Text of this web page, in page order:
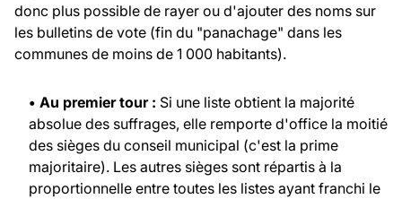
donc plus possible de rayer ou d'ajouter des noms sur
les bulletins de vote (fin du "panachage" dans les
communes de moins de 1 000 habitants).
• Au premier tour : Si une liste obtient la majorité
absolue des suffrages, elle remporte d'office la moitié
des sièges du conseil municipal (c'est la prime
majoritaire). Les autres sièges sont répartis à la
proportionnelle entre toutes les listes ayant franchi le